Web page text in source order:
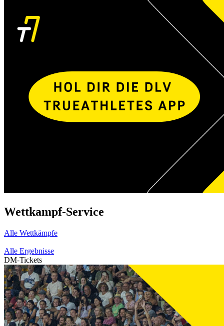
Wettkampf-Service
Alle Wettkämpfe
Alle Ergebnisse
DM-Tickets